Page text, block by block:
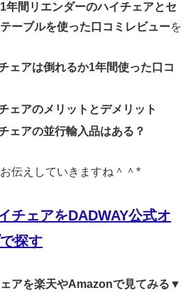
年間リエンダーのハイチェアとセ
ーブルを使った口コミレビューを
ェアは倒れるか1年間使った口コ
ェアのメリットとデメリット
ェアの並行輸入品はある？
伝えしていきますね＾＾*
チェアをDADWAY公式オ
探す
アを楽天やAmazonで見てみる▼